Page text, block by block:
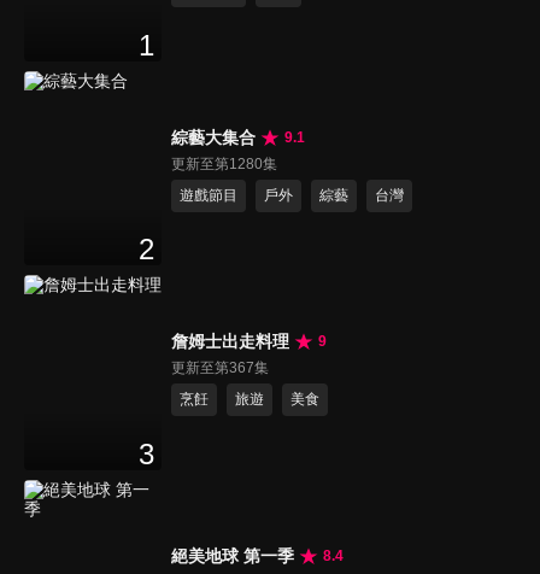
1
2
綜藝大集合
9.1
更新至第1280集
遊戲節目
戶外 綜藝 台灣
3
詹姆士出走料理
9
更新至第367集
烹飪
旅遊 美食
絕美地球 第一季 8.4